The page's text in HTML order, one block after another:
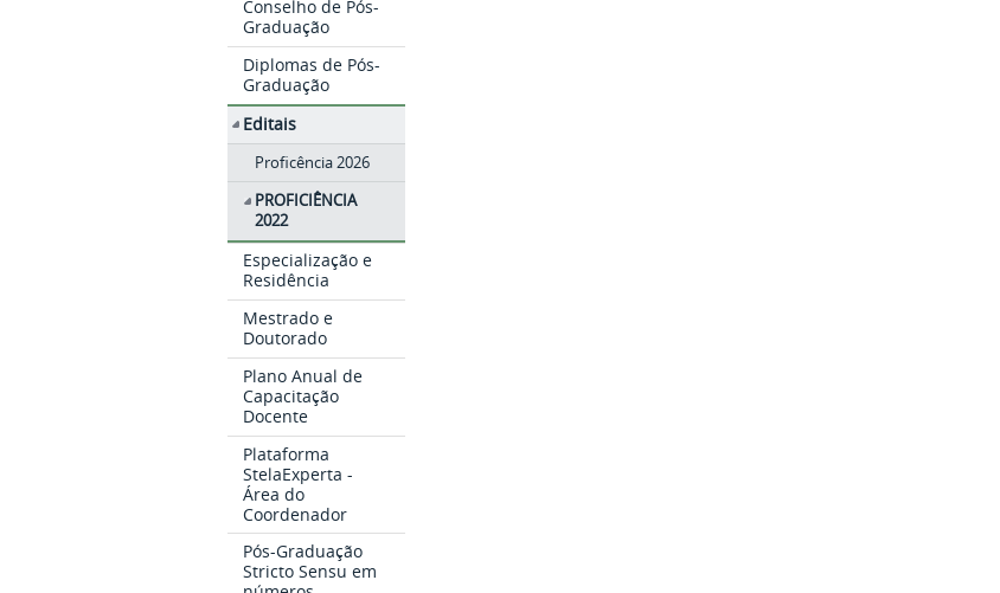
Conselho de Pós-
Graduação
Diplomas de Pós-
Graduação
Editais
Proficência 2026
PROFICIÊNCIA
2022
Especialização e
Residência
Mestrado e
Doutorado
Plano Anual de
Capacitação
Docente
Plataforma
StelaExperta -
Área do
Coordenador
Pós-Graduação
Stricto Sensu em